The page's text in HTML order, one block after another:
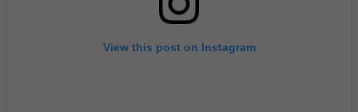
View this post on Instagram